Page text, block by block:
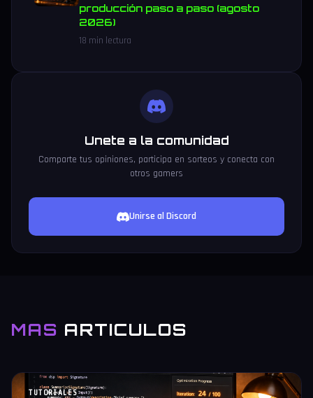
producción paso a paso (agosto
2026)
18 min lectura
Unete a la comunidad
Comparte tus opiniones, participa en sorteos y conecta con
otros gamers
Unirse al Discord
MAS ARTICULOS
TUTORIALES